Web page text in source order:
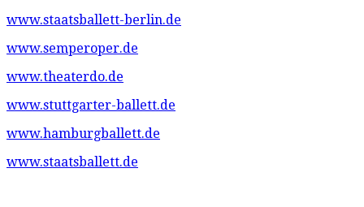
www.staatsballett-berlin.de
www.semperoper.de
www.theaterdo.de
www.stuttgarter-ballett.de
www.hamburgballett.de
www.staatsballett.de